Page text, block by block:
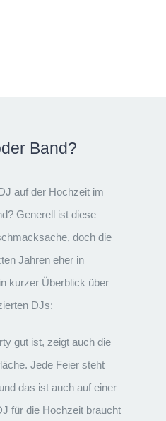
Band?
auf der Hochzeit im
Generell ist diese
doch die
Jahren eher in
kurzer Überblick über
DJs:
gut ist, zeigt auch die
Jede Feier steht
das ist auch auf einer
für die Hochzeit braucht